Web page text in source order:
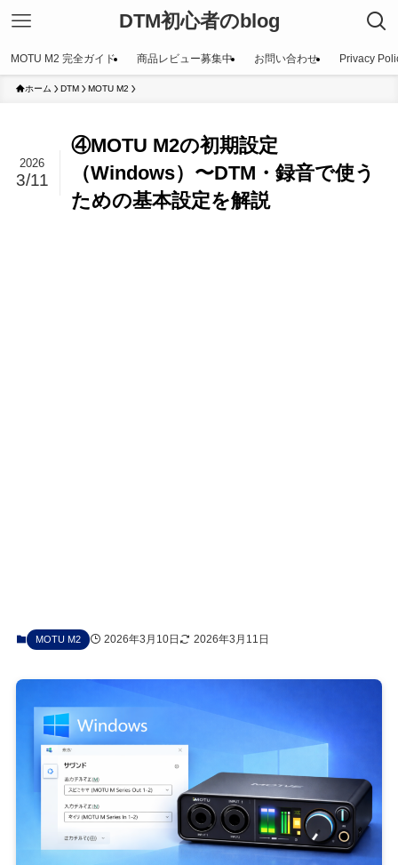
DTM初心者のblog
MOTU M2 完全ガイド 商品レビュー募集中 お問い合わせ Privacy
ホーム DTM MOTU M2
④MOTU M2の初期設定
（Windows）〜DTM・録音で使う
ための基本設定を解説
2026
3/11
MOTU M2 2026年3月10日 2026年3月11日